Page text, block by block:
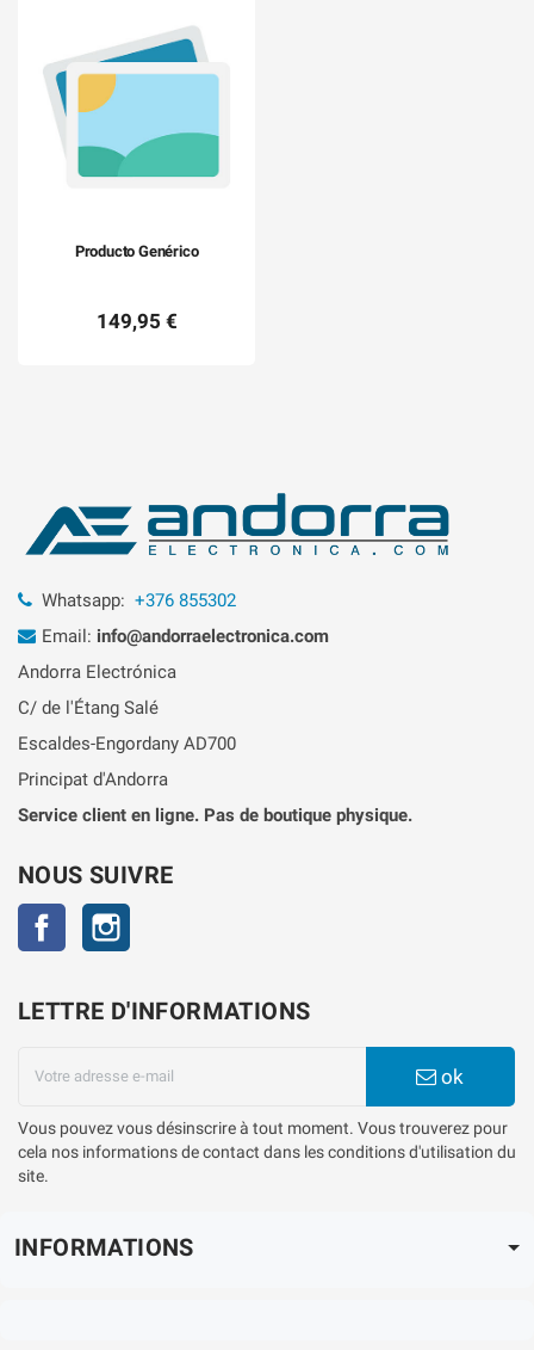
Producto Genérico
149,95 €
Whatsapp: +376 855302
Email: info@andorraelectronica.com
Andorra Electrónica
C/ de l'Étang Salé
Escaldes-Engordany AD700
Principat d'Andorra
Service client en ligne. Pas de boutique physique.
NOUS SUIVRE
Facebook
LETTRE D'INFORMATIONS
ok
Vous pouvez vous désinscrire à tout moment. Vous trouverez pour
cela nos informations de contact dans les conditions d'utilisation du
site.
INFORMATIONS